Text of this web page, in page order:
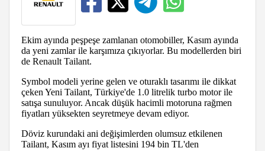
Ekim ayında peşpeşe zamlanan otomobiller, Kasım ayında
da yeni zamlar ile karşımıza çıkıyorlar. Bu modellerden biri
de Renault Tailant.
Symbol modeli yerine gelen ve oturaklı tasarımı ile dikkat
çeken Yeni Tailant, Türkiye'de 1.0 litrelik turbo motor ile
satışa sunuluyor. Ancak düşük hacimli motoruna rağmen
fiyatları yüksekten seyretmeye devam ediyor.
Döviz kurundaki ani değişimlerden olumsuz etkilenen
Tailant, Kasım ayı fiyat listesini 194 bin TL'den